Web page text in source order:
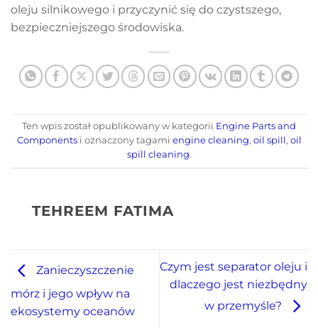
oleju silnikowego i przyczynić się do czystszego,
bezpieczniejszego środowiska.
Ten wpis został opublikowany w kategorii Engine Parts and
Componentsi oznaczony tagami engine cleaning, oil spill, oil
spill cleaning.
TEHREEM FATIMA
Zanieczyszczenie
mórz i jego wpływ na
ekosystemy oceanów
Czym jest separator oleju i
dlaczego jest niezbędny
w przemyśle?